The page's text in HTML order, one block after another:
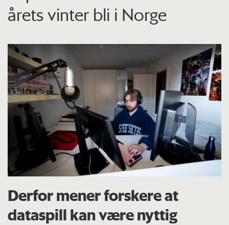
årets vinter bli i Norge
Derfor mener forskere at
dataspill kan være nyttig